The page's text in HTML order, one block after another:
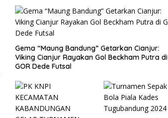
Gema “Maung Bandung” Getarkan Cianjur:
Viking Cianjur Rayakan Gol Beckham Putra di
GOR Dede Futsal